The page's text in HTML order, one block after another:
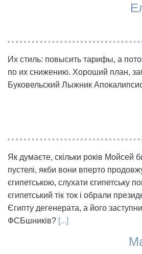
Их стиль: повысить тарифы, а
по их снижению. Хороший план,
Буковельский Лыжник
Як думаєте, скільки років Мойсей
пустелі, якби вони вперто
єгипетською, слухати єгипетську
єгипетський тік ток і обрали
Єгипту дегенерата, а його
ФСБшників? [...]